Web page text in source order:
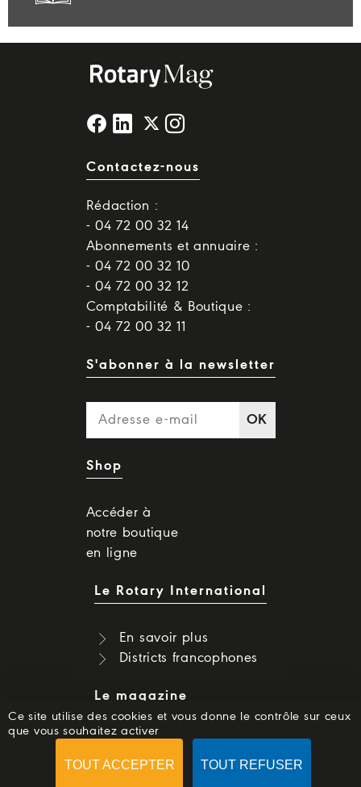
Contactez-nous
Rédaction :
- 04 72 00 32 14
Abonnements et annuaire :
- 04 72 00 32 10
- 04 72 00 32 12
Comptabilité & Boutique :
- 04 72 00 32 11
S'abonner à la newsletter
OK
Shop
Accéder à
notre boutique
en ligne
Le Rotary International
En savoir plus
Districts francophones
Le magazine
Dernier numéro
Numéros précédents
Ce site utilise des cookies et vous donne le contrôle sur ceux
que vous souhaitez activer
TOUT ACCEPTER TOUT REFUSER